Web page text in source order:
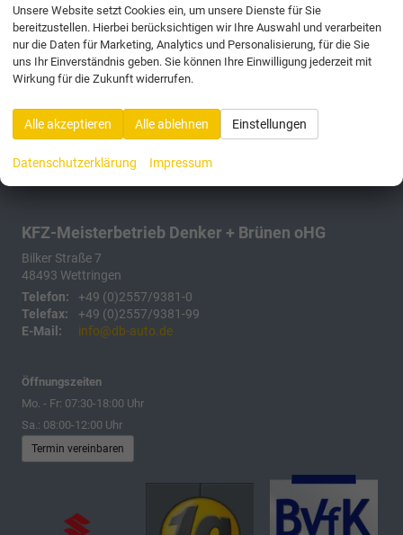
175 Fahrzeuge
KFZ-Meisterbetrieb Denker + Brünen oHG
Bilker Straße 7
48493 Wettringen
Telefon:
+49 (0)2557/9381-0
Telefax:
+49 (0)2557/9381-99
E-Mail:
info@db-auto.de
Öffnungszeiten
Mo. - Fr: 07:30-18:00 Uhr
Sa.: 08:00-12:00 Uhr
Termin vereinbaren
Unsere Website setzt Cookies ein, um unsere Dienste für Sie
bereitzustellen. Hierbei berücksichtigen wir Ihre Auswahl und verarbeiten
nur die Daten für Marketing, Analytics und Personalisierung, für die Sie
uns Ihr Einverständnis geben. Sie können Ihre Einwilligung jederzeit mit
Wirkung für die Zukunft widerrufen.
Alle akzeptieren Alle ablehnen Einstellungen
Datenschutzerklärung Impressum